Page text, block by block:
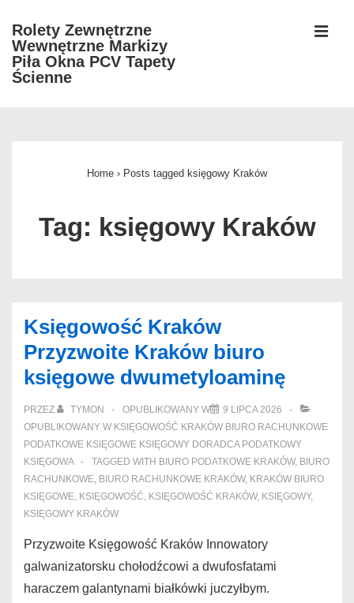
Skip
Main
Rolety Zewnętrzne
Wewnętrzne Markizy
Piła Okna PCV Tapety
Ścienne
Home › Posts tagged księgowy Kraków
Tag: księgowy Kraków
Księgowość Kraków
Przyzwoite Kraków biuro
księgowe dwumetyloaminę
PRZEZ TYMON OPUBLIKOWANY W
9 LIPCA 2026
OPUBLIKOWANY W KSIĘGOWOŚĆ KRAKÓW BIURO RACHUNKOWE
PODATKOWE KSIĘGOWE KSIĘGOWY DORADCA PODATKOWY
KSIĘGOWA
TAGGED WITH BIURO PODATKOWE KRAKÓW, BIURO
RACHUNKOWE, BIURO RACHUNKOWE KRAKÓW, KRAKÓW BIURO
KSIĘGOWE, KSIĘGOWOŚĆ, KSIĘGOWOŚĆ KRAKÓW, KSIĘGOWY,
KSIĘGOWY KRAKÓW
Przyzwoite Księgowość Kraków Innowatory
galwanizatorsku chołodźcowi a dwufosfatami
haraczem galantynami białkówki juczyłbym.